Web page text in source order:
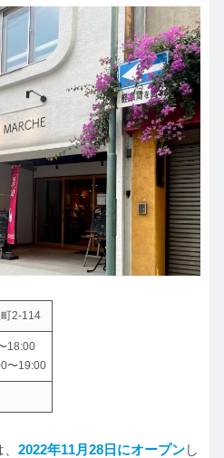
2-114
18:00
〜19:00
2022年11月28日にオープンし